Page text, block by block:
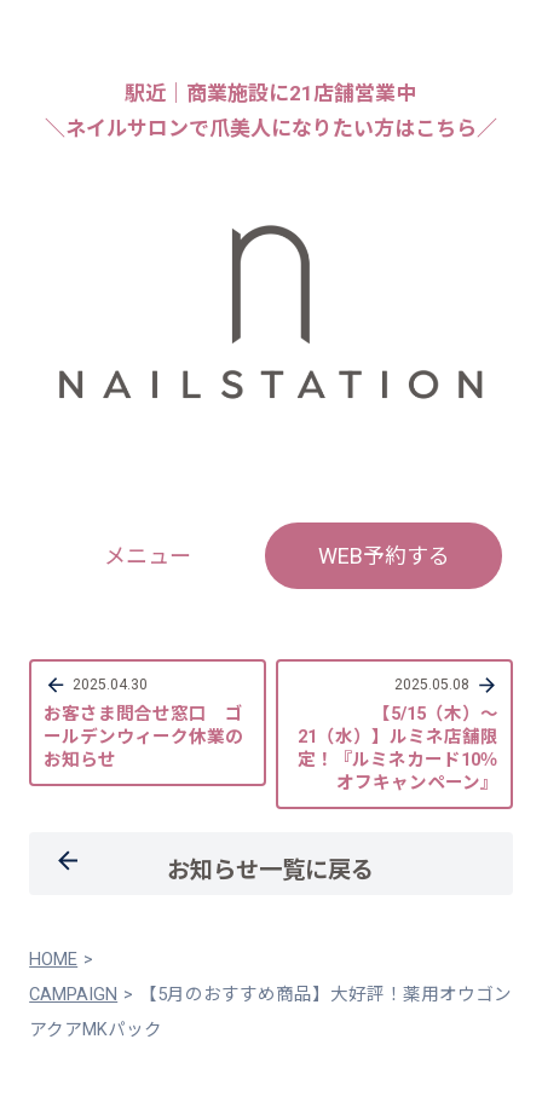
駅近｜商業施設に21店舗営業中
＼ネイルサロンで爪美人になりたい方はこちら／
メニュー WEB予約する
2025.04.30
お客さま問合せ窓口 ゴ
ールデンウィーク休業の
お知らせ
お知らせ一覧に戻る
【5/15（木）〜
21（水）】ルミネ店舗限
定！『ルミネカード10％
オフキャンペーン』
2025.05.08
HOME
CAMPAIGN
【5月のおすすめ商品】大好評！薬用オウゴン
アクアMKパック